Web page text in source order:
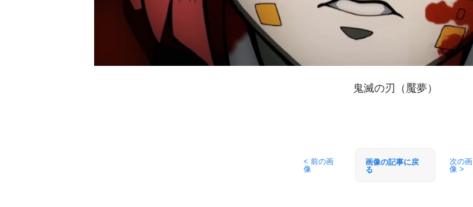
鬼滅の刃（魘夢）
< 前の画
像
画像の記事に戻
る
次の画
像 >